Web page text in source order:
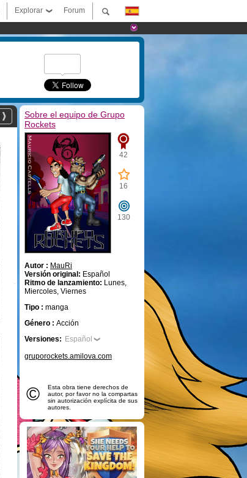
Forum
Explorar
Sobre el equipo de Grupo
Rockets
42
16
130
Autor : MauRi
Versión original: Español
Ritmo de lanzamiento: Lunes,
Miercoles, Viernes
Tipo : manga
Género : Acción
Versiones: Español
gruporockets.amilova.com
©
Esta obra tiene derechos de
autor, por favor no la compartas
sin autorización explícita de sus
autores.